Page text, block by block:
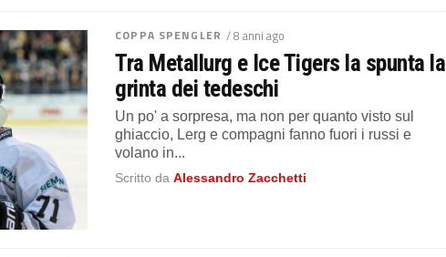
COPPA SPENGLER / 8 anni ago
Tra Metallurg e Ice Tigers la spunta la
grinta dei tedeschi
Un po' a sorpresa, ma non per quanto visto sul
ghiaccio, Lerg e compagni fanno fuori i russi e
volano in...
Scritto daAlessandro Zacchetti